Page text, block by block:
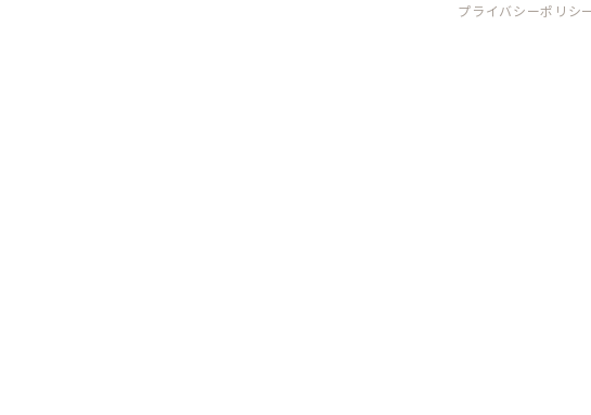
プライバシーポリシ